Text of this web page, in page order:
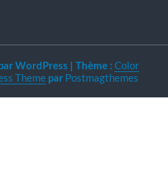
WordPress | Thème : Color
Theme par Postmagthemes